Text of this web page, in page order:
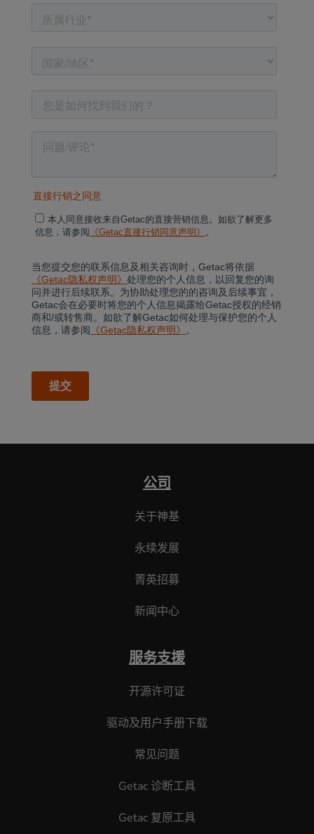
公司
关于神基
永续发展
菁英招募
新闻中心
服务支援
开源许可证
驱动及用户手册下载
常见问题
Getac 诊断工具
Getac 复原工具